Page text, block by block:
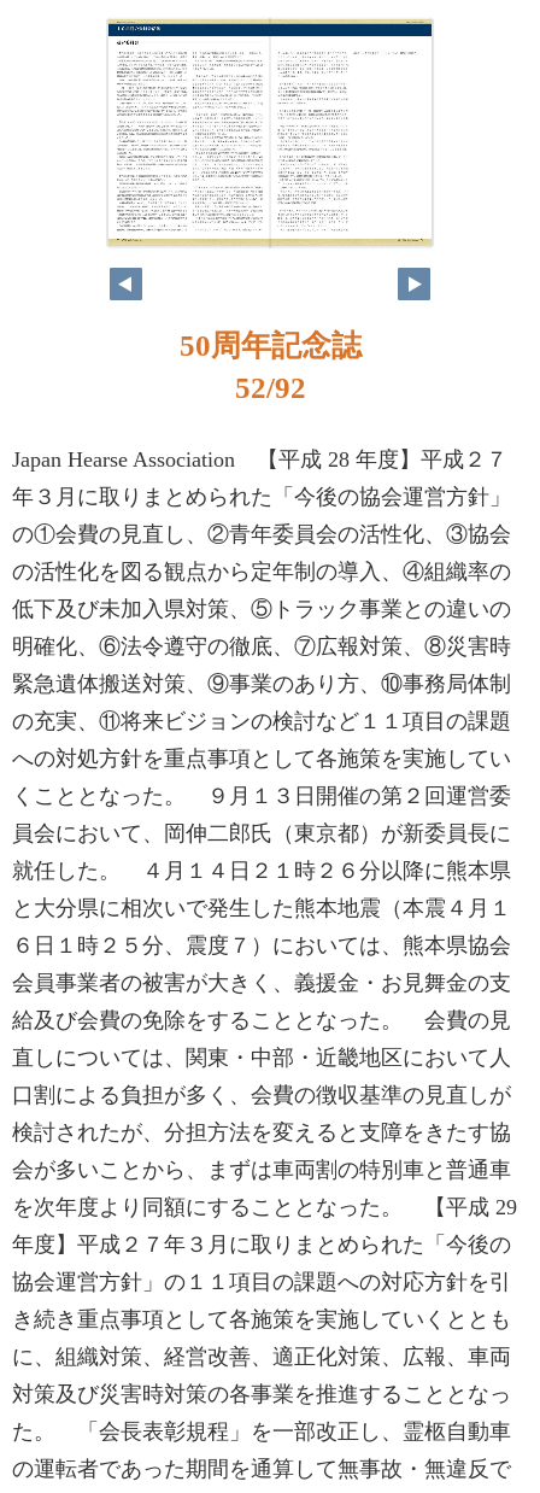
50周年記念誌
52/92
Japan Hearse Association 【平成 28 年度】平成２７
年３月に取りまとめられた「今後の協会運営方針」
の①会費の見直し、②青年委員会の活性化、③協会
の活性化を図る観点から定年制の導入、④組織率の
低下及び未加入県対策、⑤トラック事業との違いの
明確化、⑥法令遵守の徹底、⑦広報対策、⑧災害時
緊急遺体搬送対策、⑨事業のあり方、⑩事務局体制
の充実、⑪将来ビジョンの検討など１１項目の課題
への対処方針を重点事項として各施策を実施してい
くこととなった。 ９月１３日開催の第２回運営委
員会において、岡伸二郎氏（東京都）が新委員長に
就任した。 ４月１４日２１時２６分以降に熊本県
と大分県に相次いで発生した熊本地震（本震４月１
６日１時２５分、震度７）においては、熊本県協会
会員事業者の被害が大きく、義援金・お見舞金の支
給及び会費の免除をすることとなった。 会費の見
直しについては、関東・中部・近畿地区において人
口割による負担が多く、会費の徴収基準の見直しが
検討されたが、分担方法を変えると支障をきたす協
会が多いことから、まずは車両割の特別車と普通車
を次年度より同額にすることとなった。 【平成 29
年度】平成２７年３月に取りまとめられた「今後の
協会運営方針」の１１項目の課題への対応方針を引
き続き重点事項として各施策を実施していくととも
に、組織対策、経営改善、適正化対策、広報、車両
対策及び災害時対策の各事業を推進することとなっ
た。 「会長表彰規程」を一部改正し、霊柩自動車
の運転者であった期間を通算して無事故・無違反で